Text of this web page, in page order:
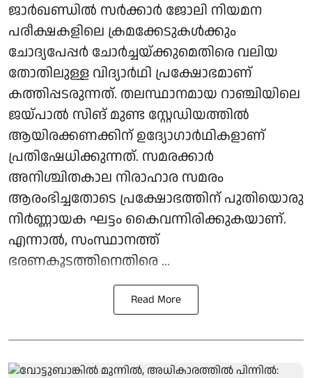
ജാർഖണ്ഡിൽ സർക്കാർ ജോലി നിയമന
പരീക്ഷകളിലെ ക്രമക്കേടുകൾക്കും
ചോദ്യപേപ്പർ ചോർച്ചയ്ക്കുമെതിരെ വലിയ
തോതിലുള്ള വിദ്യാർഥി പ്രക്ഷോഭമാണ്
കത്തിപ്പടരുന്നത്. തലസ്ഥാനമായ റാഞ്ചിയിലെ
ജയ്‌പാൽ സിങ് മുണ്ട സ്റ്റേഡിയത്തിൽ
ആയിരക്കണക്കിന് ഉദ്യോഗാർഥികളാണ്
പ്രതിഷേധിക്കുന്നത്. സമരക്കാർ
അനിശ്ചിതകാല നിരാഹാര സമരം
ആരംഭിച്ചതോടെ പ്രക്ഷോഭത്തിന് പുതിയൊരു
നിർണ്ണായക ഘട്ടം കൈവന്നിരിക്കുകയാണ്.
എന്നാൽ, സംസ്ഥാനത്ത്
ഭരണകൂടത്തിനെതിരെ ...
Read More